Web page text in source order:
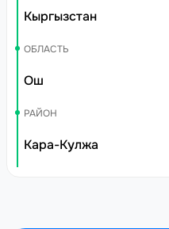
Кыргызстан
ОБЛАСТЬ
Ош
РАЙОН
Кара-Кулжа